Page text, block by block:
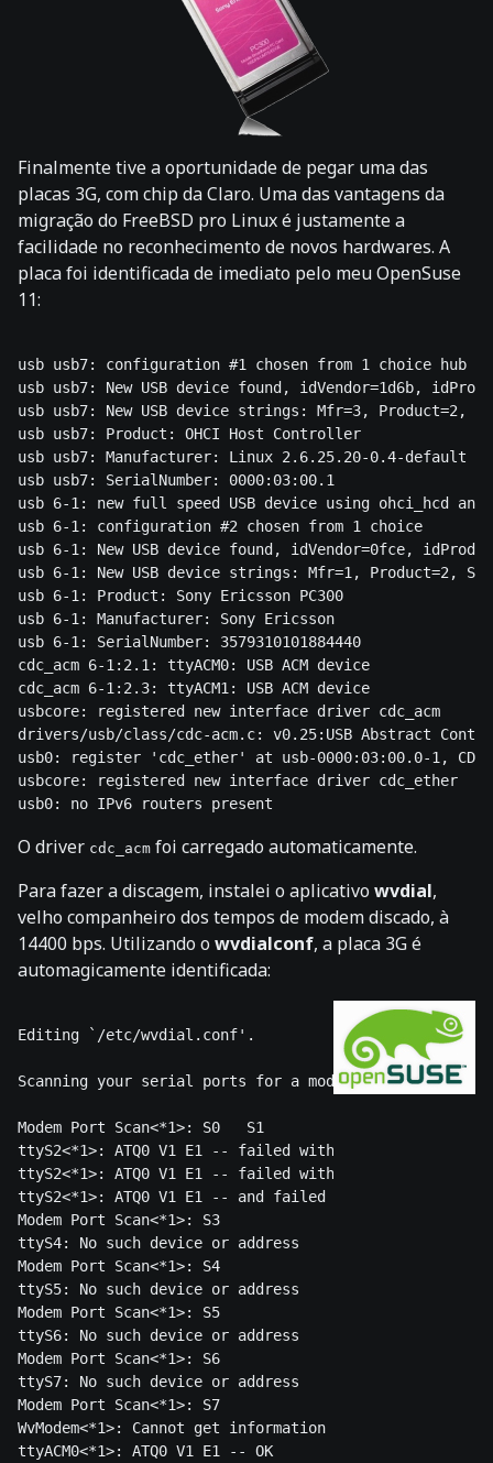
Finalmente tive a oportunidade de pegar uma das
placas 3G, com chip da Claro. Uma das vantagens da
migração do FreeBSD pro Linux é justamente a
facilidade no reconhecimento de novos hardwares. A
placa foi identificada de imediato pelo meu OpenSuse
11:
usb usb7: configuration #1 chosen from 1 choice hub
usb usb7: New USB device found, idVendor=1d6b,
usb usb7: New USB device strings: Mfr=3, Product=2,
usb usb7: Product: OHCI Host Controller
usb usb7: Manufacturer: Linux 2.6.25.20-0.4-default
usb usb7: SerialNumber: 0000:03:00.1
usb 6-1: new full speed USB device using ohci_hcd
usb 6-1: configuration #2 chosen from 1 choice
usb 6-1: New USB device found, idVendor=0fce,
usb 6-1: New USB device strings: Mfr=1, Product=2,
usb 6-1: Product: Sony Ericsson PC300
usb 6-1: Manufacturer: Sony Ericsson
usb 6-1: SerialNumber: 3579310101884440
cdc_acm 6-1:2.1: ttyACM0: USB ACM device
cdc_acm 6-1:2.3: ttyACM1: USB ACM device
usbcore: registered new interface driver cdc_acm
drivers/usb/class/cdc-acm.c: v0.25:USB Abstract
usb0: register 'cdc_ether' at usb-0000:03:00.0-1,
usbcore: registered new interface driver cdc_ether
O driver cdc_acm foi carregado automaticamente.
Para fazer a discagem, instalei o aplicativo wvdial,
velho companheiro dos tempos de modem discado, à
14400 bps. Utilizando o wvdialconf, a placa 3G é
automagicamente identificada:
Editing `/etc/wvdial.conf'.
Scanning your serial ports for a modem.
Modem Port Scan<*1>: S0   S1
ttyS2<*1>: ATQ0 V1 E1 -- failed with 2400 baud, next
ttyS2<*1>: ATQ0 V1 E1 -- failed with 9600 baud, next
ttyS2<*1>: ATQ0 V1 E1 -- and failed too at 115200,
Modem Port Scan<*1>: S3
ttyS4: No such device or address
Modem Port Scan<*1>: S4
ttyS5: No such device or address
Modem Port Scan<*1>: S5
ttyS6: No such device or address
Modem Port Scan<*1>: S6
ttyS7: No such device or address
Modem Port Scan<*1>: S7
WvModem<*1>: Cannot get information for serial port.
ttyACM0<*1>: ATQ0 V1 E1 -- OK